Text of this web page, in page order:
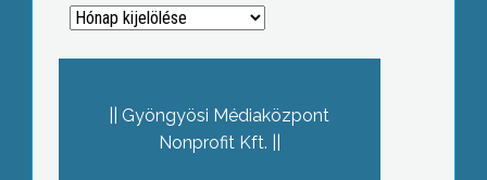
Archívum
Gyöngyösi Médiaközpont
Nonprofit Kft.